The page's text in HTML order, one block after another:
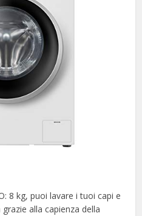
8 kg, puoi lavare i tuoi capi e
alla capienza della